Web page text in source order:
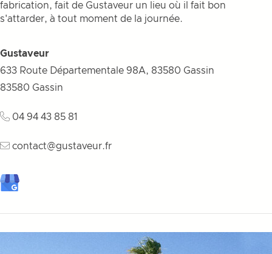
fabrication, fait de Gustaveur un lieu où il fait bon
s'attarder, à tout moment de la journée.
Gustaveur
633 Route Départementale 98A, 83580 Gassin
83580 Gassin
04 94 43 85 81
contact@gustaveur.fr